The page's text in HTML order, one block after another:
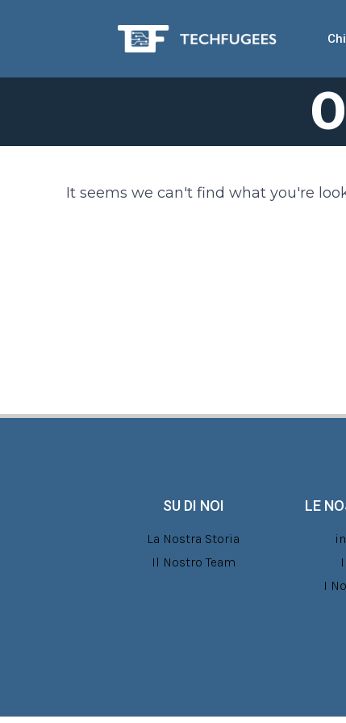
It seems we can't find what you're
SU DI NOI
La Nostra Storia
Il Nostro Team
LE
I